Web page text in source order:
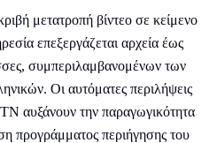
μετατροπή βίντεο σε κείμενο
επεξεργάζεται αρχεία έως
συμπεριλαμβανομένων των
Οι αυτόματες περιλήψεις
αυξάνουν την παραγωγικότητα
προγράμματος περιήγησης του